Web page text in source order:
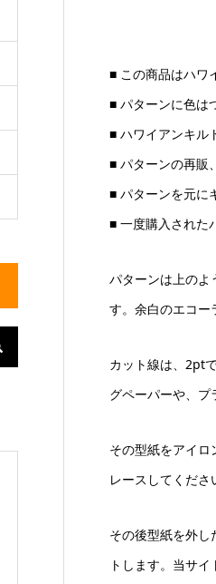
■ この商品はハワ
■ パターンに色は
■ ハワイアンキル
■ パターンの再販
■ パターンを元に
■ 一度購入された
パターンは上のよ
す。余白のエコー
カット線は、2pt
グペーパーや、プ
その型紙をアイロ
レースしてくださ
その後型紙を外
トします。当サ